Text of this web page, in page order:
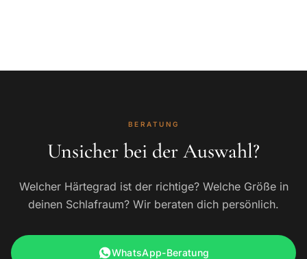
BERATUNG
Unsicher bei der Auswahl?
Welcher Härtegrad ist der richtige? Welche Größe in
deinen Schlafraum? Wir beraten dich persönlich.
WhatsApp-Beratung